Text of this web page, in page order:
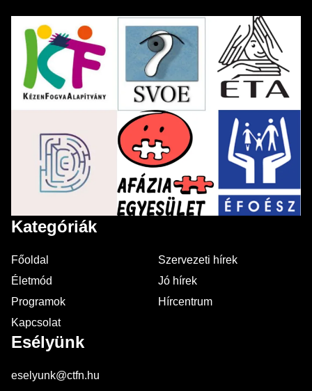
Kategóriák
Főoldal
Szervezeti hírek
Életmód
Jó hírek
Programok
Hírcentrum
Kapcsolat
Esélyünk
eselyunk@ctfn.hu